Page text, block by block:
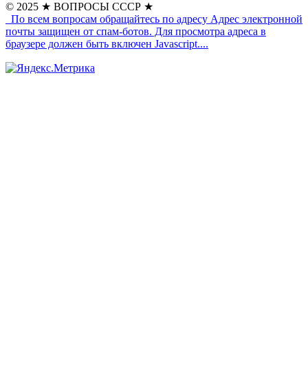
© 2025 ★ ВОПРОСЫ СССР ★
По всем вопросам обращайтесь по адресу Адрес электронной
почты защищен от спам-ботов. Для просмотра адреса в
браузере должен быть включен Javascript....